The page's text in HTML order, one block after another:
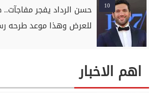
10
حسن الرداد يفجر
للعرض وهذا موعد طرحه
اهم الاخبار